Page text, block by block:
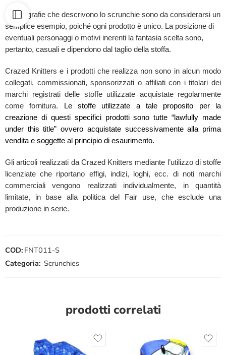
Le fotografie che descrivono lo scrunchie sono da considerarsi un
semplice esempio, poiché ogni prodotto è unico. La posizione di
eventuali personaggi o motivi inerenti la fantasia scelta sono,
pertanto, casuali e dipendono dal taglio della stoffa.
Crazed Knitters e i prodotti che realizza non sono in alcun modo
collegati, commissionati, sponsorizzati o affiliati con i titolari dei
marchi registrati delle stoffe utilizzate acquistate regolarmente
come fornitura.
Le stoffe utilizzate a tale proposito per la
creazione di questi specifici prodotti sono tutte “lawfully made
under this title” ovvero acquistate successivamente alla prima
vendita e soggette al principio di esaurimento.
Gli articoli realizzati da Crazed Knitters mediante l’utilizzo di stoffe
licenziate che riportano effigi, indizi, loghi, ecc. di noti marchi
commerciali vengono realizzati individualmente, in quantità
limitate, in base alla politica del Fair use, che esclude una
produzione in serie.
COD: FNT011-S
Categoria: Scrunchies
prodotti correlati